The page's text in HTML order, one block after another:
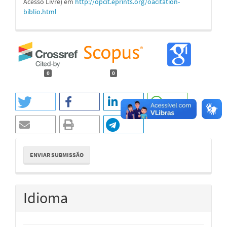
biblio.html
0 0
Enviar
Submissão
ENVIAR SUBMISSÃO
Idioma